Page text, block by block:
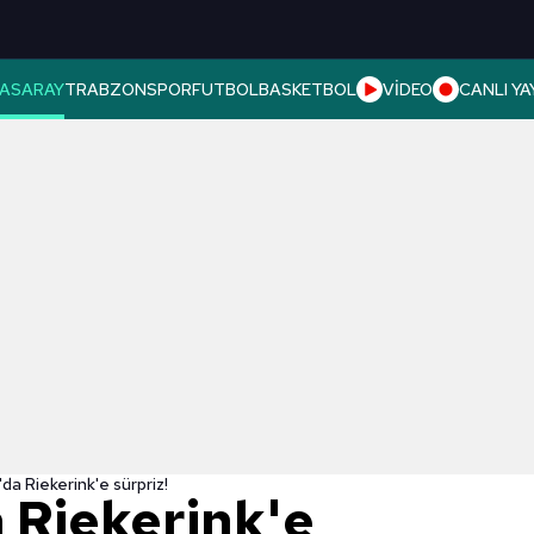
TRABZONSPORFUTBOLBASKETBOL VİDEO CANLI
Riekerink'e sürpriz!
Riekerink'e